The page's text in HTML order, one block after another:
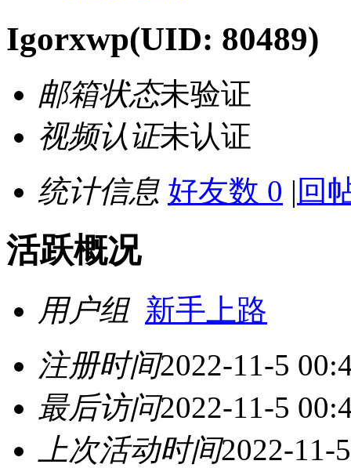
Igorxwp(UID: 80489)
邮箱状态未验证
视频认证未认证
统计信息 好友数 0 | 回
活跃概况
用户组 新手上路
注册时间2022-11-5
最后访问2022-11-5
上次活动时间2022-11-